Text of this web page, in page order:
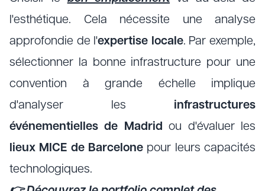
l'esthétique. Cela nécessite une analyse
approfondie de l'expertise locale. Par exemple,
sélectionner la bonne infrastructure pour une
convention à grande échelle implique
d'analyser les infrastructures
événementielles de Madrid ou d'évaluer les
lieux MICE de Barcelone pour leurs capacités
technologiques.